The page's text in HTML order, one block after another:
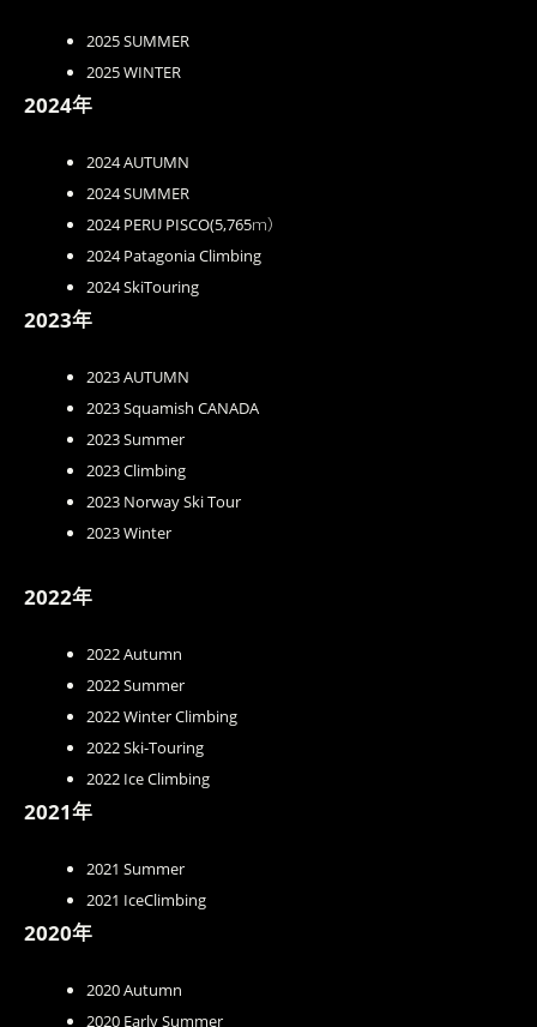
2025 SUMMER
2025 WINTER
2024年
2024 AUTUMN
2024 SUMMER
2024 PERU PISCO(5,765ｍ）
2024 Patagonia Climbing
2024 SkiTouring
2023年
2023 AUTUMN
2023 Squamish CANADA
2023 Summer
2023 Climbing
2023 Norway Ski Tour
2023 Winter
2022年
2022 Autumn
2022 Summer
2022 Winter Climbing
2022 Ski-Touring
2022 Ice Climbing
2021年
2021 Summer
2021 IceClimbing
2020年
2020 Autumn
2020 Early Summer